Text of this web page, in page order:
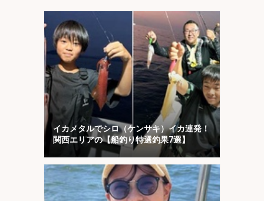
イカメタルでシロ（ケンサキ）イカ連発！
関西エリアの【船釣り特選釣果7選】